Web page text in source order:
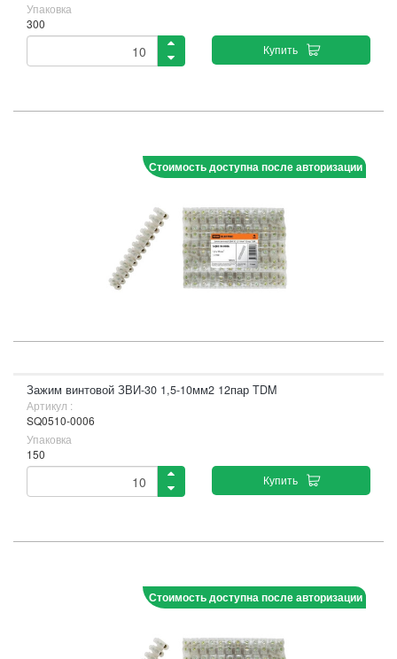
Упаковка
300
Купить
Стоимость доступна после авторизации
Зажим винтовой ЗВИ-30 1,5-10мм2 12пар TDM
Артикул :
SQ0510-0006
Упаковка
150
Купить
Стоимость доступна после авторизации